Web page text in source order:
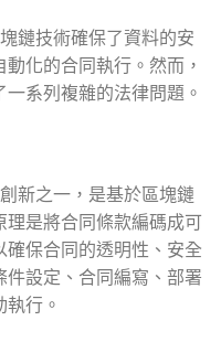
鏈技術確保了資料的安
化的合同執行。然而，
系列複雜的法律問題。
新之一，是基於區塊鏈
是將合同條款編碼成可
保合同的透明性、安全
設定、合同編寫、部署
行。